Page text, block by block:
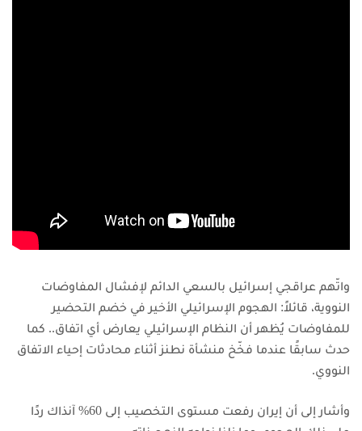
واتّهم عراقجي إسرائيل بالسعي الدائم لإفشال المفاوضات
النووية، قائلاً: الهجوم الإسرائيلي الأخير في خضم التحضير
للمفاوضات يُظهر أن النظام الإسرائيلي يعارض أي اتفاق.. كما
حدث سابقًا عندما فخّخ منشأة نطنز أثناء محادثات إحياء الاتفاق
النووي.
وأشار إلى أن إيران رفعت مستوى التخصيب إلى 60% آنذاك ردًا